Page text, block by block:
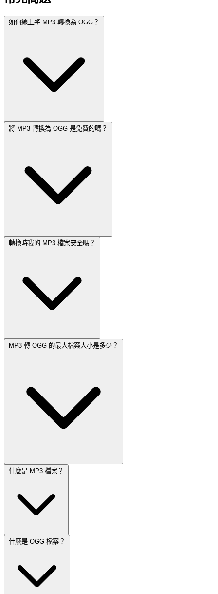
如何線上將 MP3 轉換為 OGG？
將 MP3 轉換為 OGG 是免費的嗎？
轉換時我的 MP3 檔案安全嗎？
MP3 轉 OGG 的最大檔案大小是多少？
什麼是 MP3 檔案？
什麼是 OGG 檔案？